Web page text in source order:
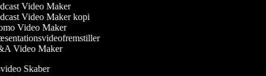
Video Maker
Video Maker kopi
Video Maker
Video Maker
Skaber